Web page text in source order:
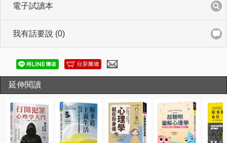
電子試讀本
我有話要說 (0)
延伸閱讀